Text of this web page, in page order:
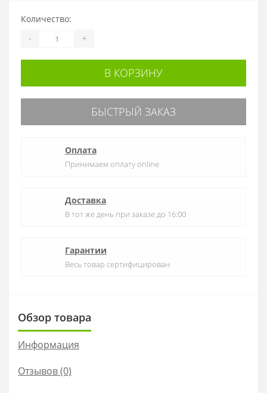
Количество:
- +
В КОРЗИНУ
БЫСТРЫЙ ЗАКАЗ
Оплата
Принимаем оплату online
Доставка
В тот же день при заказе до 16:00
Гарантии
Весь товар сертифицирован
Обзор товара
Информация
Отзывов (0)